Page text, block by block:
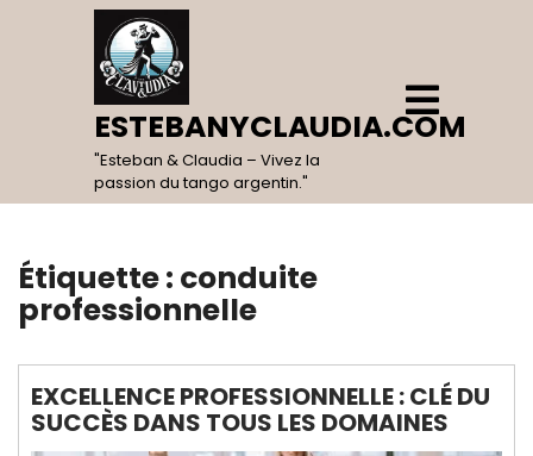
ESTEBANYCLAUDIA.COM
"Esteban & Claudia – Vivez la
passion du tango argentin."
Open
Menu
Étiquette : conduite
professionnelle
EXCELLENCE PROFESSIONNELLE : CLÉ DU
SUCCÈS DANS TOUS LES DOMAINES